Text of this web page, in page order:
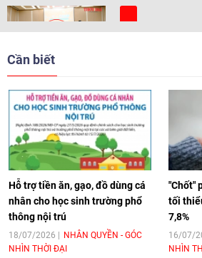
[Video] Trẻ em
[Video] Âm nhạc
hoá Việt Nam -
11:10 17/06/2026
[Video] Trao tặng
hòa bình, hữu
cho Đại sứ
Cần biết
Hỗ trợ tiền ăn, gạo, đồ dùng cá
nhân cho học sinh trường phổ
thông nội trú
18/07/2026
NHÂN QUYỀN - GÓC
NHÌN THỜI ĐẠI
"Chốt"
tối
7,8%
16/07/
NHÌN